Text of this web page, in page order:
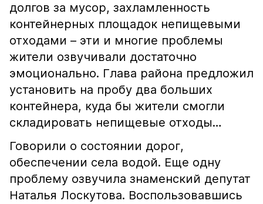
долгов за мусор, захламленность
контейнерных площадок непищевыми
отходами – эти и многие проблемы
жители озвучивали достаточно
эмоционально. Глава района предложил
установить на пробу два больших
контейнера, куда бы жители смогли
складировать непищевые отходы…
Говорили о состоянии дорог,
обеспечении села водой. Еще одну
проблему озвучила знаменский депутат
Наталья Лоскутова. Воспользовавшись